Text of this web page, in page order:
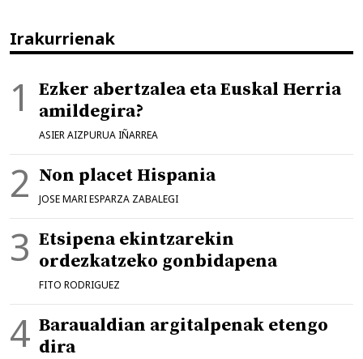
Irakurrienak
Ezker abertzalea eta Euskal Herria
amildegira?
ASIER AIZPURUA IÑARREA
Non placet Hispania
JOSE MARI ESPARZA ZABALEGI
Etsipena ekintzarekin
ordezkatzeko gonbidapena
FITO RODRIGUEZ
Baraualdian argitalpenak etengo
dira